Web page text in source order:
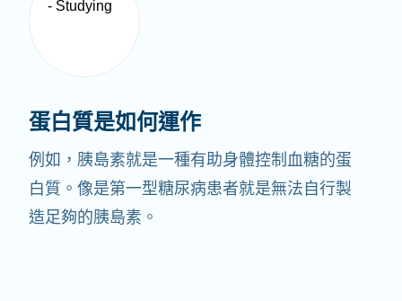
蛋白質是如何運作
例如，胰島素就是一種有助身體控制血糖的蛋
白質。像是第一型糖尿病患者就是無法自行製
造足夠的胰島素。